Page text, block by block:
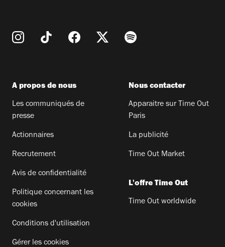
A propos de nous
Les communiqués de
presse
Actionnaires
Recrutement
Avis de confidentialité
Politique concernant les
cookies
Conditions d'utilisation
Gérer les cookies
Nous contacter
Apparaitre sur Time Out
Paris
La publicité
Time Out Market
L'offre Time Out
Time Out worldwide